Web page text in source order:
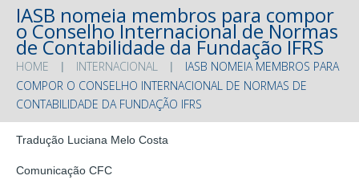
IASB nomeia membros para compor
o Conselho Internacional de Normas
de Contabilidade da Fundação IFRS
HOME INTERNACIONAL
IASB NOMEIA MEMBROS PARA
COMPOR O CONSELHO INTERNACIONAL DE NORMAS DE
CONTABILIDADE DA FUNDAÇÃO IFRS
Tradução Luciana Melo Costa
Comunicação CFC